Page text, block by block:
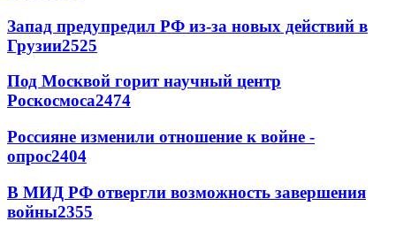
Запад предупредил РФ из-за новых действий в
Грузии2525
Под Москвой горит научный центр
Роскосмоса2474
Россияне изменили отношение к войне -
опрос2404
В МИД РФ отвергли возможность завершения
войны2355